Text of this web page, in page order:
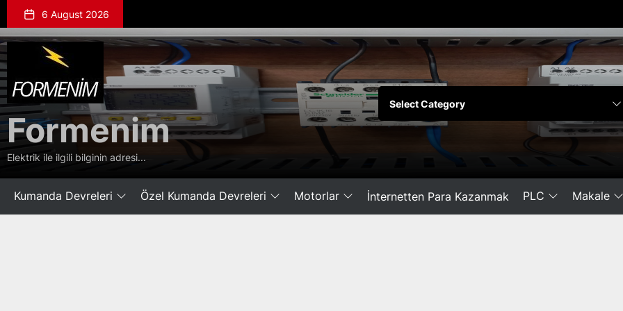
to
the
content
6 August 2026
Formenim
Formenim
Elektrik ile ilgili bilginin adresi...
Kumanda Devreleri Özel Kumanda Devreleri Motorlar İnternetten Para Kazanmak PLC Makale